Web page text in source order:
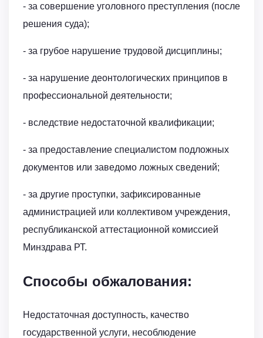
- за совершение уголовного преступления (после
решения суда);
- за грубое нарушение трудовой дисциплины;
- за нарушение деонтологических принципов в
профессиональной деятельности;
- вследствие недостаточной квалификации;
- за предоставление специалистом подложных
документов или заведомо ложных сведений;
- за другие проступки, зафиксированные
администрацией или коллективом учреждения,
республиканской аттестационной комиссией
Минздрава РТ.
Способы обжалования:
Недостаточная доступность, качество
государственной услуги, несоблюдение